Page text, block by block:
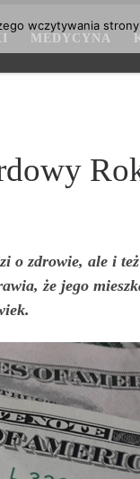
MEDYCYNA
o zdrowie, ale i
że jego
wczytywania